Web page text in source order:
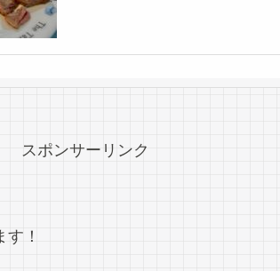
スポンサーリンク
！